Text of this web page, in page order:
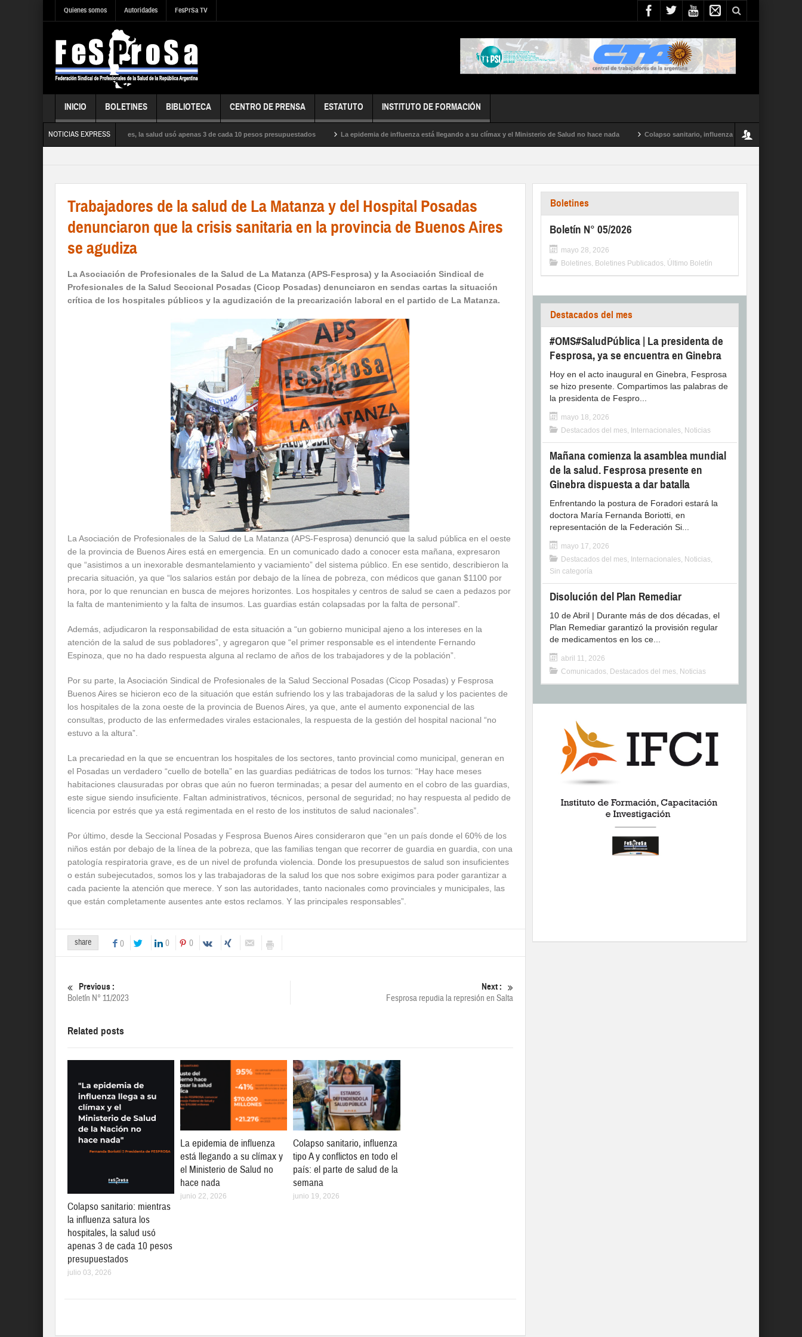
Quienes somos Autoridades FesPrSa TV
INICIO BOLETINES BIBLIOTECA CENTRO DE PRENSA ESTATUTO INSTITUTO DE FORMACIÓN
NOTICIAS EXPRESS
la influenza satura los hospitales, la salud usó apenas 3 de cada 10 pesos presupuestados La epidemia de influenza está llegando a su clímax y el Ministerio de Salud no hace nada Colapso sanitario, influenza tipo A y conflictos en todo
Trabajadores de la salud de La Matanza y del Hospital Posadas
denunciaron que la crisis sanitaria en la provincia de Buenos Aires
se agudiza
La Asociación de Profesionales de la Salud de La Matanza (APS-Fesprosa) y la Asociación Sindical de
Profesionales de la Salud Seccional Posadas (Cicop Posadas) denunciaron en sendas cartas la situación
crítica de los hospitales públicos y la agudización de la precarización laboral en el partido de La Matanza.
La Asociación de Profesionales de la Salud de La Matanza (APS-Fesprosa) denunció que la salud pública en el oeste
de la provincia de Buenos Aires está en emergencia. En un comunicado dado a conocer esta mañana, expresaron
que “asistimos a un inexorable desmantelamiento y vaciamiento” del sistema público. En ese sentido, describieron la
precaria situación, ya que “los salarios están por debajo de la línea de pobreza, con médicos que ganan $1100 por
hora, por lo que renuncian en busca de mejores horizontes. Los hospitales y centros de salud se caen a pedazos por
la falta de mantenimiento y la falta de insumos. Las guardias están colapsadas por la falta de personal”.
Además, adjudicaron la responsabilidad de esta situación a “un gobierno municipal ajeno a los intereses en la
atención de la salud de sus pobladores”, y agregaron que “el primer responsable es el intendente Fernando
Espinoza, que no ha dado respuesta alguna al reclamo de años de los trabajadores y de la población”.
Por su parte, la Asociación Sindical de Profesionales de la Salud Seccional Posadas (Cicop Posadas) y Fesprosa
Buenos Aires se hicieron eco de la situación que están sufriendo los y las trabajadoras de la salud y los pacientes de
los hospitales de la zona oeste de la provincia de Buenos Aires, ya que, ante el aumento exponencial de las
consultas, producto de las enfermedades virales estacionales, la respuesta de la gestión del hospital nacional “no
estuvo a la altura”.
La precariedad en la que se encuentran los hospitales de los sectores, tanto provincial como municipal, generan en
el Posadas un verdadero “cuello de botella” en las guardias pediátricas de todos los turnos: “Hay hace meses
habitaciones clausuradas por obras que aún no fueron terminadas; a pesar del aumento en el cobro de las guardias,
este sigue siendo insuficiente. Faltan administrativos, técnicos, personal de seguridad; no hay respuesta al pedido de
licencia por estrés que ya está regimentada en el resto de los institutos de salud nacionales”.
Por último, desde la Seccional Posadas y Fesprosa Buenos Aires consideraron que “en un país donde el 60% de los
niños están por debajo de la línea de la pobreza, que las familias tengan que recorrer de guardia en guardia, con una
patología respiratoria grave, es de un nivel de profunda violencia. Donde los presupuestos de salud son insuficientes
o están subejecutados, somos los y las trabajadoras de la salud los que nos sobre exigimos para poder garantizar a
cada paciente la atención que merece. Y son las autoridades, tanto nacionales como provinciales y municipales, las
que están completamente ausentes ante estos reclamos. Y las principales responsables”.
share 0 0 0
Previous :
Boletín N° 11/2023
Next :
Fesprosa repudia la represión en Salta
Related posts
Colapso sanitario: mientras
la influenza satura los
hospitales, la salud usó
apenas 3 de cada 10 pesos
presupuestados
julio 03, 2026
La epidemia de influenza
está llegando a su clímax y
el Ministerio de Salud no
hace nada
junio 22, 2026
Colapso sanitario, influenza
tipo A y conflictos en todo el
país: el parte de salud de la
semana
junio 19, 2026
Boletines
Boletín N° 05/2026
mayo 28, 2026
Boletines, Boletines Publicados, Último Boletín
Destacados del mes
#OMS#SaludPública | La presidenta de
Fesprosa, ya se encuentra en Ginebra
Hoy en el acto inaugural en Ginebra, Fesprosa
se hizo presente. Compartimos las palabras de
la presidenta de Fespro...
mayo 18, 2026
Destacados del mes, Internacionales, Noticias
Mañana comienza la asamblea mundial
de la salud. Fesprosa presente en
Ginebra dispuesta a dar batalla
Enfrentando la postura de Foradori estará la
doctora María Fernanda Boriotti, en
representación de la Federación Si...
mayo 17, 2026
Destacados del mes, Internacionales, Noticias,
Sin categoría
Disolución del Plan Remediar
10 de Abril | Durante más de dos décadas, el
Plan Remediar garantizó la provisión regular
de medicamentos en los ce...
abril 11, 2026
Comunicados, Destacados del mes, Noticias